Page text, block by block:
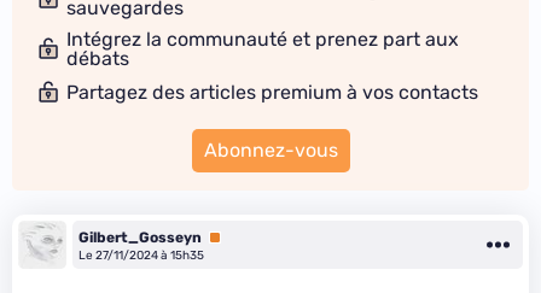
sauvegardes
Intégrez la communauté et prenez part aux
débats
Partagez des articles premium à vos contacts
Abonnez-vous
Gilbert_Gosseyn
Premium
Le 27/11/2024 à 15h35